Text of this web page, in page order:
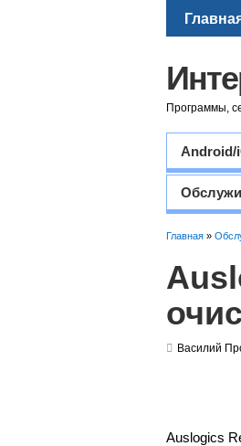
Программы,
Android/
Главная »
Василий
Auslogics